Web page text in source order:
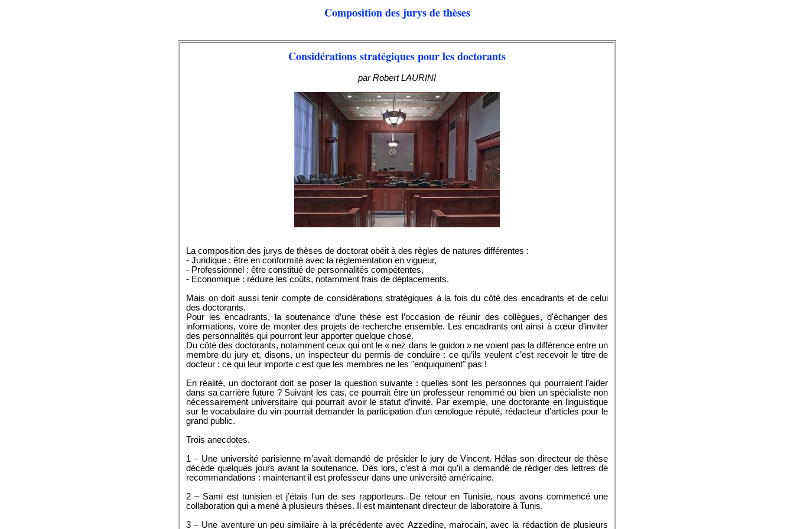
Composition des jurys de thèses
Considérations stratégiques pour les doctorants
par Robert LAURINI
La composition des jurys de thèses de doctorat obéit à des règles de natures différentes :
- Juridique : être en conformité avec la réglementation en vigueur,
- Professionnel : être constitué de personnalités compétentes,
- Economique : réduire les coûts, notamment frais de déplacements.
Mais on doit aussi tenir compte de considérations stratégiques à la fois du côté des encadrants et de celui
des doctorants.
Pour les encadrants, la soutenance d’une thèse est l’occasion de réunir des collègues, d'échanger des
informations, voire de monter des projets de recherche ensemble. Les encadrants ont ainsi à cœur d’inviter
des personnalités qui pourront leur apporter quelque chose.
Du côté des doctorants, notamment ceux qui ont le « nez dans le guidon » ne voient pas la différence entre un
membre du jury et, disons, un inspecteur du permis de conduire : ce qu’ils veulent c’est recevoir le titre de
docteur : ce qui leur importe c'est que les membres ne les "enquiquinent" pas !
En réalité, un doctorant doit se poser la question suivante : quelles sont les personnes qui pourraient l’aider
dans sa carrière future ? Suivant les cas, ce pourrait être un professeur renommé ou bien un spécialiste non
nécessairement universitaire qui pourrait avoir le statut d’invité. Par exemple, une doctorante en linguistique
sur le vocabulaire du vin pourrait demander la participation d’un œnologue réputé, rédacteur d'articles pour le
grand public.
Trois anecdotes.
1 – Une université parisienne m’avait demandé de présider le jury de Vincent. Hélas son directeur de thèse
décède quelques jours avant la soutenance. Dès lors, c’est à moi qu’il a demandé de rédiger des lettres de
recommandations : maintenant il est professeur dans une université américaine.
2 – Sami est tunisien et j’étais l'un de ses rapporteurs. De retour en Tunisie, nous avons commencé une
collaboration qui a mené à plusieurs thèses. Il est maintenant directeur de laboratoire à Tunis.
3 – Une aventure un peu similaire à la précédente avec Azzedine, marocain, avec la rédaction de plusieurs